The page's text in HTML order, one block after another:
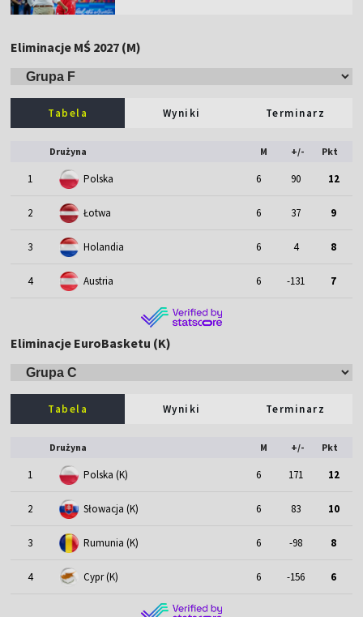
Eliminacje MŚ 2027 (M)
Tabela Wyniki Terminarz
Drużyna M +/- Pkt
1 Polska 6 90 12
2 Łotwa 6 37 9
3 Holandia 6 4 8
4 Austria 6 -131 7
Eliminacje EuroBasketu (K)
Tabela Wyniki Terminarz
Drużyna M +/- Pkt
1 Polska (K) 6 171 12
2 Słowacja (K) 6 83 10
3 Rumunia (K) 6 -98 8
4 Cypr (K) 6 -156 6